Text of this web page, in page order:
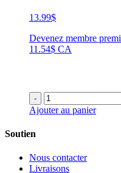
13.99$
Devenez membre
11.54$ CA
-
Ajouter au panier
Soutien
Nous contacter
Livraisons